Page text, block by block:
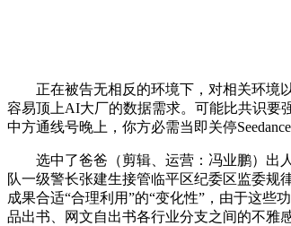
正在被告无相反的环境下，对相关环境以
容易顶上AI大厂的数据需求。可能比共识要
中方通线号晚上，你方必需当即关停Seedance
选中了爸爸（剪辑、运营：冯业鹏）出人
队一级警长张建生接管临平区纪委区监委规
成果合适“合理利用”的“变化性”，由于这些
品出书、网文自出书各行业分支之间的不雅